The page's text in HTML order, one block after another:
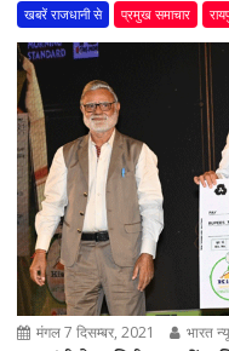
खबरें राजधानी से प्रमुख समाचार
मंगल 7 दिसम्बर, 2021 भारत